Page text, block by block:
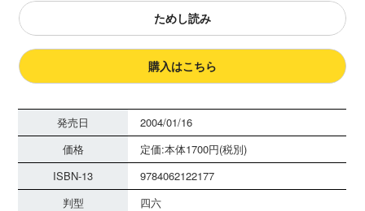
ためし読み
購入はこちら
発売日
2004/01/16
価格
定価:本体1700円(税別)
ISBN-13
9784062122177
判型
四六